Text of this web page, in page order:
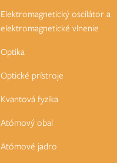
Elektromagnetický oscilátor a
elektromagnetické vlnenie
Optika
Optické prístroje
Kvantová fyzika
Atómový obal
Atómové jadro